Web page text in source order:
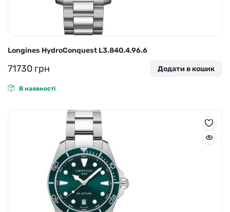
Longines HydroConquest L3.840.4.96.6
71730 грн Додати в кошик
В наявності